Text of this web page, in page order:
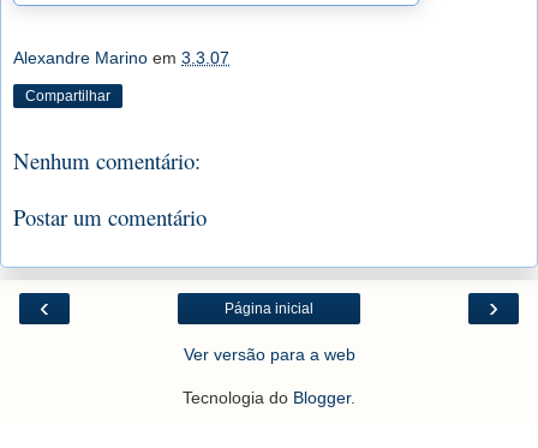
Alexandre Marino em 3.3.07
Compartilhar
Nenhum comentário:
Postar um comentário
‹ ›
Página inicial
Ver versão para a web
Tecnologia do Blogger.